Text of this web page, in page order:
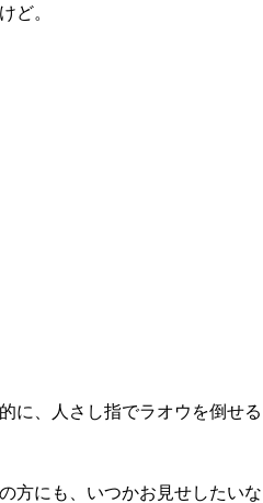
ど。
、人さし指でラオウを倒せる
にも、いつかお見せしたいな